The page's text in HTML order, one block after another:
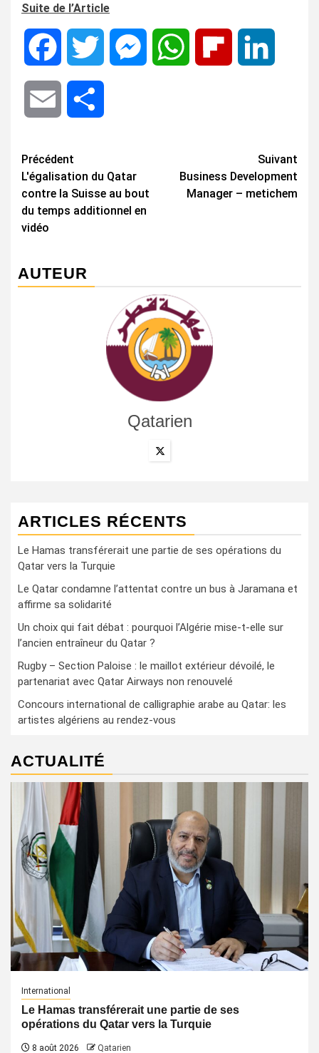
Suite de l’Article
Facebook Twitter MessengerWhatsApp Flipboard
Email
Navigation
d’article
Précédent
L'égalisation du Qatar
contre la Suisse au bout
du temps additionnel en
vidéo
Suivant
Business Development
Manager – metichem
AUTEUR
Qatarien
ARTICLES RÉCENTS
Le Hamas transférerait une partie de ses opérations du
Qatar vers la Turquie
Le Qatar condamne l’attentat contre un bus à Jaramana et
affirme sa solidarité
Un choix qui fait débat : pourquoi l’Algérie mise-t-elle sur
l’ancien entraîneur du Qatar ?
Rugby – Section Paloise : le maillot extérieur dévoilé, le
partenariat avec Qatar Airways non renouvelé
Concours international de calligraphie arabe au Qatar: les
artistes algériens au rendez-vous
ACTUALITÉ
International
Le Hamas transférerait une partie de ses
opérations du Qatar vers la Turquie
8 août 2026 Qatarien